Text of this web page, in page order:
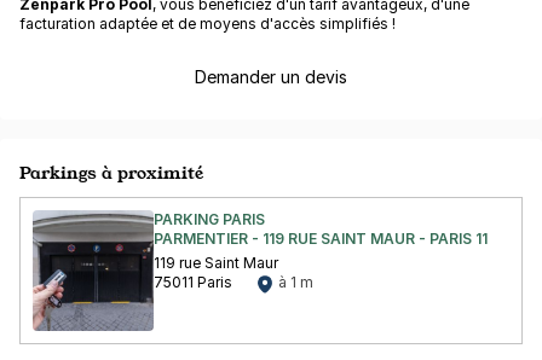
Zenpark Pro Pool , vous bénéficiez d'un tarif avantageux, d'une
facturation adaptée et de moyens d'accès simplifiés !
Demander un devis
Parkings à proximité
PARKING PARIS
PARMENTIER - 119 RUE SAINT MAUR - PARIS 11
119 rue Saint Maur
75011 Paris
à 1 m